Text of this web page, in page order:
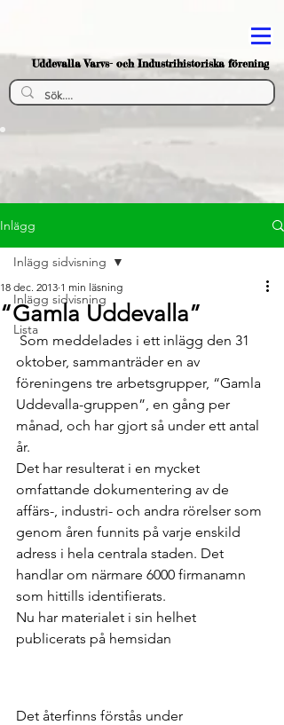
Uddevalla Varvs- och Industrihistoriska förening
Inlägg
Inlägg sidvisning
Lista
Inlägg sidvisning
“Gamla Uddevalla”
18 dec. 2013 1 min läsning
oktober, sammanträder en av
föreningens tre arbetsgrupper, “Gamla
Uddevalla-gruppen”, en gång per
månad, och har gjort så under ett antal
år.
Det har resulterat i en mycket
omfattande dokumentering av de
affärs-, industri- och andra rörelser som
genom åren funnits på varje enskild
adress i hela centrala staden. Det
handlar om närmare 6000 firmanamn
som hittills identifierats.
Nu har materialet i sin helhet
publicerats på hemsidan
Det återfinns förstås under